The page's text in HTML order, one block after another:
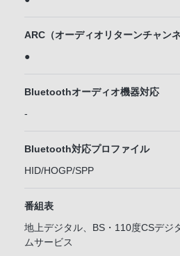
ARC（オーディオリターンチャンネ
●
Bluetoothオーディオ機器対応
-
Bluetooth対応プロファイル
HID/HOGP/SPP
番組表
地上デジタル、BS・110度CSデジ
ムサービス